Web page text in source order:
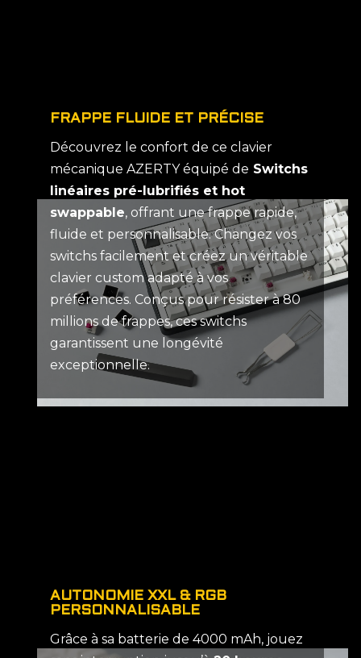
FRAPPE FLUIDE ET PRÉCISE
Découvrez le confort de ce clavier
mécanique AZERTY équipé de Switchs
linéaires pré-lubrifiés et hot
swappable, offrant une frappe rapide,
fluide et personnalisable. Changez vos
switchs facilement et créez un véritable
clavier custom adapté à vos
préférences. Conçus pour résister à 80
millions de frappes, ces switchs
garantissent une longévité
exceptionnelle.
AUTONOMIE XXL & RGB
PERSONNALISABLE
Grâce à sa batterie de 4000 mAh, jouez